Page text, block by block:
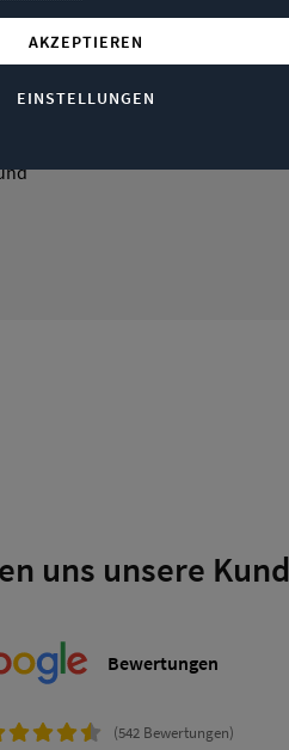
die Marken
Standorten
eine
uns unsere
Bewertungen
(542 Bewertungen)
AKZEPTIEREN
EINSTELLUNGEN